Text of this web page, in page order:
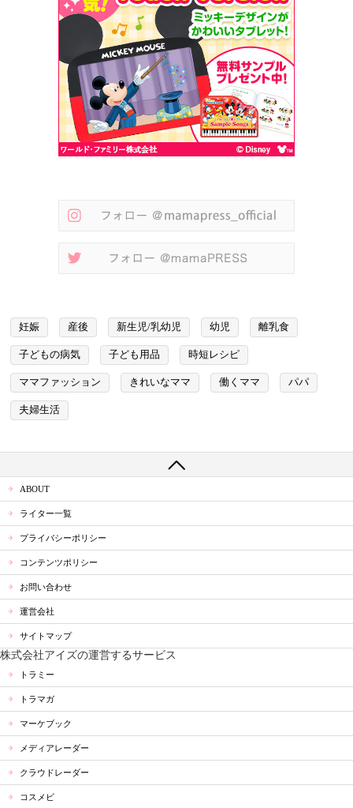
妊娠 産後 新生児/乳幼児 幼児 離乳食
子どもの病気 子ども用品 時短レシピ
ママファッション きれいなママ 働くママ パパ
夫婦生活
ABOUT
ライター一覧
プライバシーポリシー
コンテンツポリシー
お問い合わせ
運営会社
サイトマップ
株式会社アイズの運営するサービス
トラミー
トラマガ
マーケブック
メディアレーダー
クラウドレーダー
コスメビ